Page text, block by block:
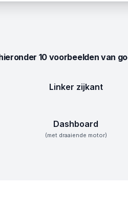
10 voorbeelden van
Linker zijkant
Dashboard
(met draaiende motor)